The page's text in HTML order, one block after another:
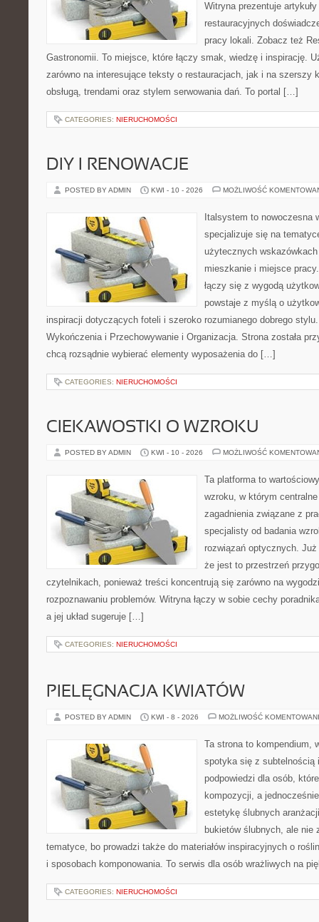
Witryna prezentuje
restauracyjnych
pracy lokali. Zobacz też
Gastronomii. To miejsce, które łączy smak, wiedzę i inspirację.
zarówno na interesujące teksty o restauracjach, jak i na szerszy
obsługą, trendami oraz stylem serwowania dań. To portal […]
CATEGORIES: NIERUCHOMOŚCI
DIY I RENOWACJE
POSTED BY ADMIN KWI - 10 - 2026 MOŻLIWOŚĆ
Italsystem to nowoczesna
specjalizuje się na
użytecznych
mieszkanie i miejsce
łączy się z wygodą
powstaje z myślą o
inspiracji dotyczących foteli i szeroko rozumianego dobrego
Wykończenia i Przechowywanie i Organizacja. Strona została
chcą rozsądnie wybierać elementy wyposażenia do […]
CATEGORIES: NIERUCHOMOŚCI
CIEKAWOSTKI O WZROKU
POSTED BY ADMIN KWI - 10 - 2026 MOŻLIWOŚĆ
Ta platforma to
wzroku, w którym
zagadnienia związane z
specjalisty od badania
rozwiązań optycznych.
że jest to przestrzeń
czytelnikach, ponieważ treści koncentrują się zarówno na
rozpoznawaniu problemów. Witryna łączy w sobie cechy
a jej układ sugeruje […]
CATEGORIES: NIERUCHOMOŚCI
PIELĘGNACJA KWIATÓW
POSTED BY ADMIN KWI - 8 - 2026 MOŻLIWOŚĆ
Ta strona to kompendium,
spotyka się z subtelnością
podpowiedzi dla osób,
kompozycji, a
estetykę ślubnych
bukietów ślubnych, ale nie
tematyce, bo prowadzi także do materiałów inspiracyjnych o
i sposobach komponowania. To serwis dla osób wrażliwych na
CATEGORIES: NIERUCHOMOŚCI